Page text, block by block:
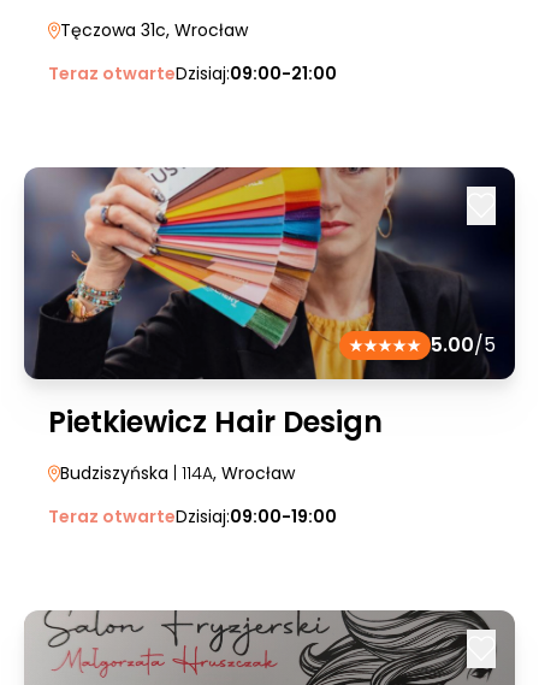
Tęczowa 31c, Wrocław
Teraz otwarteDzisiaj:09:00-21:00
5.00/5
Pietkiewicz Hair Design
Budziszyńska | 114A, Wrocław
Teraz otwarteDzisiaj:09:00-19:00